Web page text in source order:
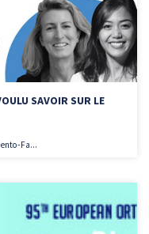
SAVOIR SUR LE
Fa...